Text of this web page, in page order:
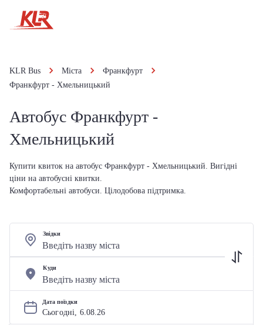
KLR Bus Міста
Франкфурт
Франкфурт - Хмельницький
Автобус Франкфурт -
Хмельницький
Купити квиток на автобус Франкфурт - Хмельницький. Вигідні
ціни на автобусні квитки.
Комфортабельні автобуси. Цілодобова підтримка.
Звідки
Куди
Дата поїздки
Сьогодні, 6.08.26